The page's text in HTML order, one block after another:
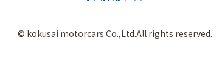
© kokusai motorcars Co.,Ltd.All rights reserved.